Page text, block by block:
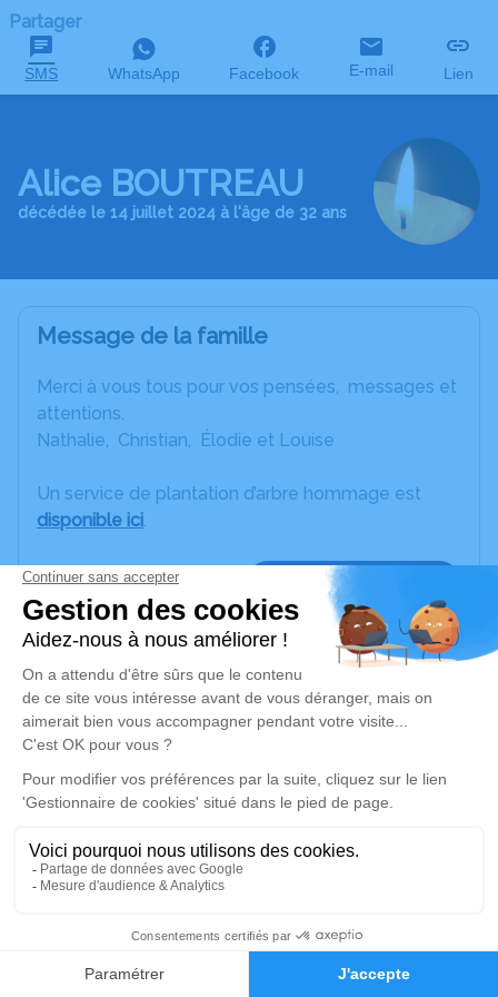
Faire-part Hommages
Partager
SMS WhatsApp Facebook E-mail Lien
Alice BOUTREAU
décédée le 14 juillet 2024 à l'âge de 32 ans
Message de la famille
Merci à vous tous pour vos pensées, messages et
attentions.
Nathalie, Christian, Élodie et Louise
Un service de plantation d’arbre hommage est
disponible ici.
Je rends hommage
Cérémonie civile
vendredi 19 juillet 2024 à 15h00
Cimetière de Villaines-les-Rochers
Rue de l'Église
37190 Villaines-les-Rochers
Déroulé des obsèques
Repos en salon funéraire